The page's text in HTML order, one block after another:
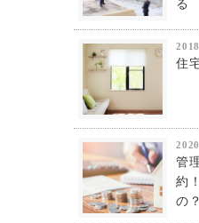
る
住
管
約
の？